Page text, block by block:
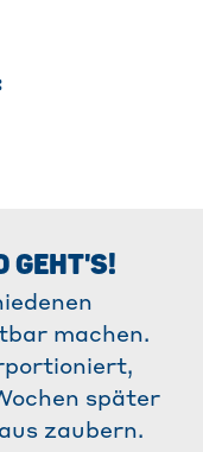
GEHT'S!
machen.
später
zaubern.